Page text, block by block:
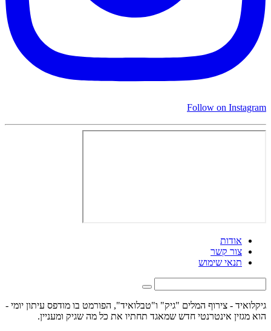
Follow on Instagram
אודות
צור קשר
תנאי שימוש
גיקלואיד - צירוף המלים "גיק" ו"טבלואיד", הפורמט בו מודפס עיתון יומי -
הוא מגזין אינטרנטי חדש שמאגד תחתיו את כל מה שגיק ומעניין.